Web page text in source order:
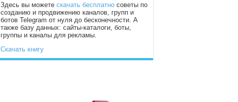
Здесь вы можете скачать бесплатно советы по
созданию и продвижению каналов, групп и
ботов Telegram от нуля до бесконечности. А
также базу данных: сайты-каталоги, боты,
группы и каналы для рекламы.
Скачать книгу